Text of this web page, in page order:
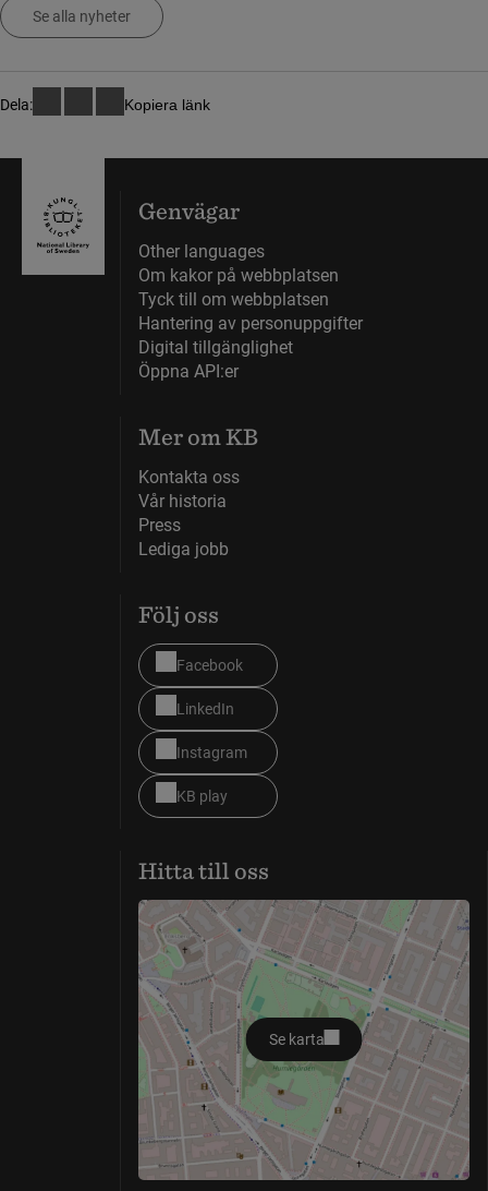
Se alla nyheter
Dela: Kopiera länk
Genvägar
Other languages
Om kakor på webbplatsen
Tyck till om webbplatsen
Hantering av personuppgifter
Digital tillgänglighet
Öppna API:er
Mer om KB
Kontakta oss
Vår historia
Press
Lediga jobb
Följ oss
Facebook
LinkedIn
Instagram
KB play
Hitta till oss
Se karta
öppnas i nytt fönster